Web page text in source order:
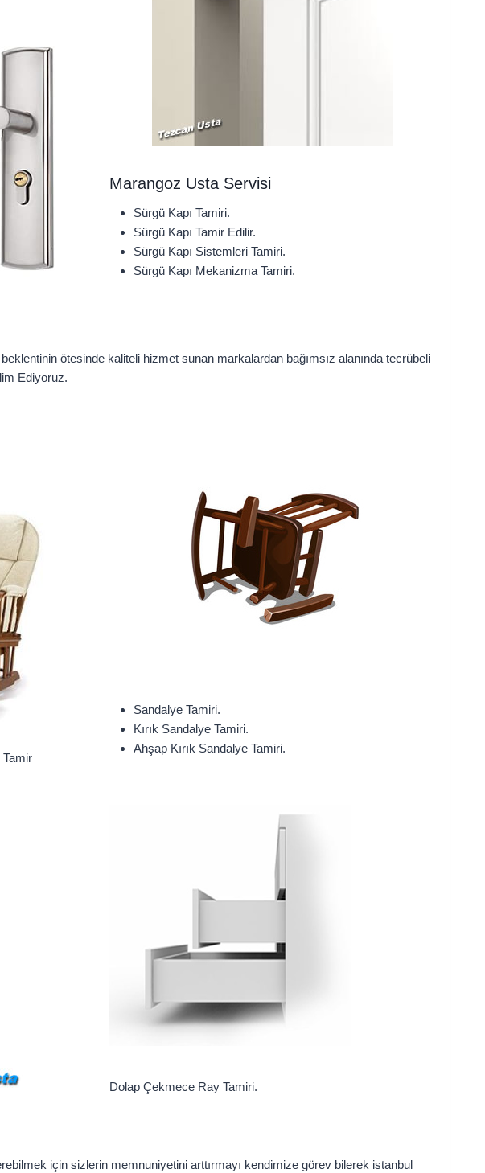
Marangoz Usta Servisi
Sürgü Kapı Tamiri.
Sürgü Kapı Tamir Edilir.
Sürgü Kapı Sistemleri Tamiri.
Sürgü Kapı Mekanizma Tamiri.
ötesinde kaliteli hizmet sunan markalardan bağımsız alanında tecrübeli
Ediyoruz.
Sandalye Tamiri.
Kırık Sandalye Tamiri.
Ahşap Kırık Sandalye Tamiri.
Dolap Çekmece Ray Tamiri.
için sizlerin memnuniyetini arttırmayı kendimize görev bilerek istanbul